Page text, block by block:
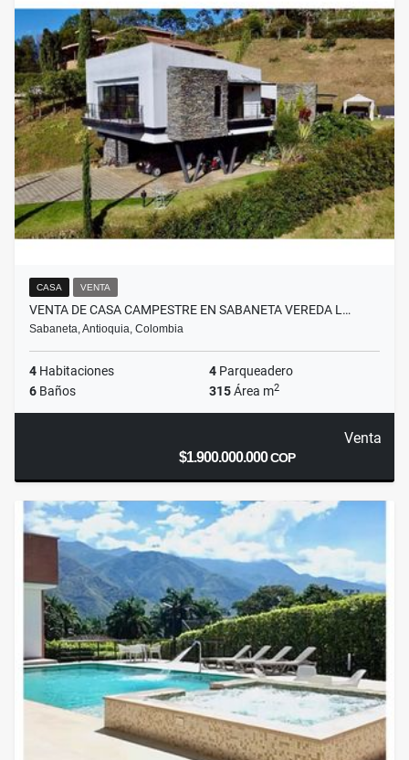
CASA VENTA
VENTA DE CASA CAMPESTRE EN SABANETA VEREDA L…
Sabaneta, Antioquia, Colombia
4 Habitaciones 4 Parqueadero
6 Baños 315Área m2
Venta
$1.900.000.000COP